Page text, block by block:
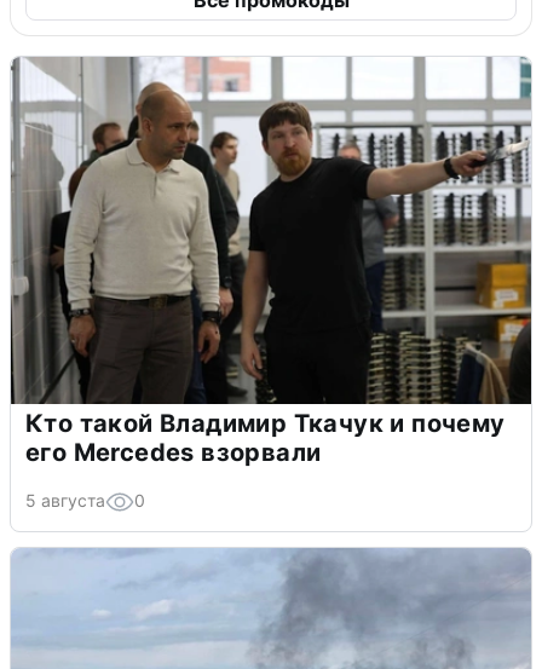
Кто такой Владимир Ткачук и почему
его Mercedes взорвали
5 августа 0